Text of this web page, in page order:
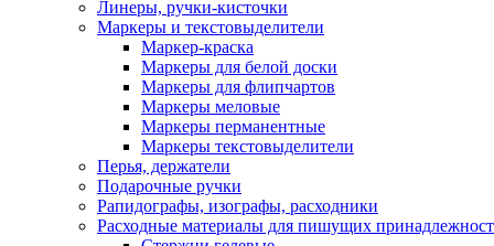
Линеры, ручки-кисточки
Маркеры и текстовыделители
Маркер-краска
Маркеры для белой доски
Маркеры для флипчартов
Маркеры меловые
Маркеры перманентные
Маркеры текстовыделители
Перья, держатели
Подарочные ручки
Рапидографы, изографы, расходники
Расходные материалы для пишущих